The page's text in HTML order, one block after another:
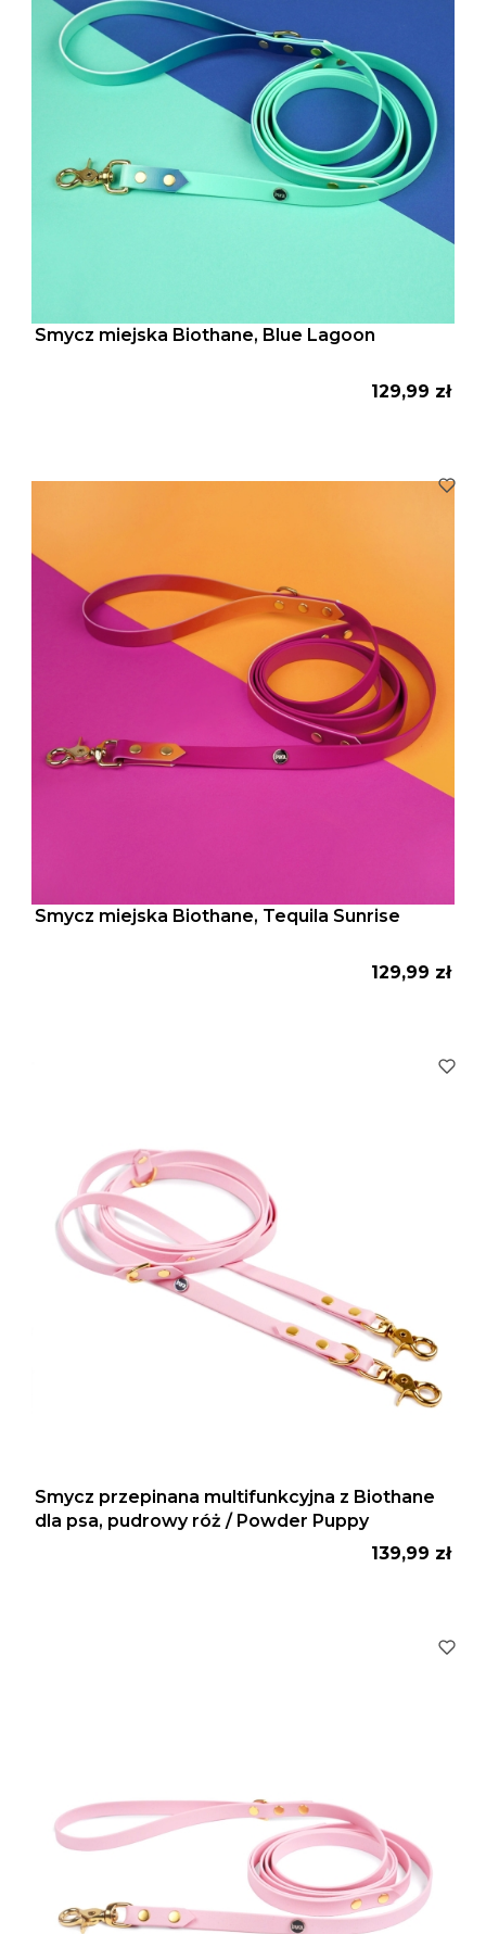
Smycz miejska Biothane, Blue Lagoon
Cena
129,99 zł
Smycz miejska Biothane, Tequila Sunrise
Cena
129,99 zł
Smycz przepinana multifunkcyjna z Biothane
dla psa, pudrowy róż / Powder Puppy
Cena
139,99 zł